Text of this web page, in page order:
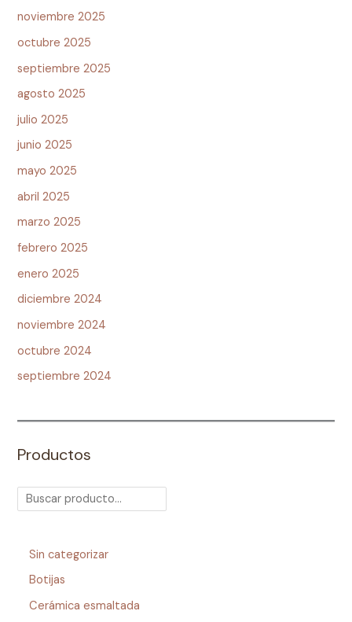
noviembre 2025
octubre 2025
septiembre 2025
agosto 2025
julio 2025
junio 2025
mayo 2025
abril 2025
marzo 2025
febrero 2025
enero 2025
diciembre 2024
noviembre 2024
octubre 2024
septiembre 2024
Productos
Sin categorizar
Botijas
Cerámica esmaltada